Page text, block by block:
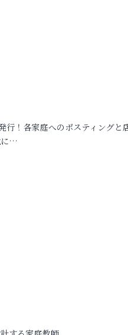
行！各家庭へのポスティングと
に…